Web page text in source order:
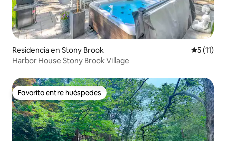
Residencia en Stony Brook
5 (11)
Harbor House Stony Brook Village
Favorito entre huéspedes
Favorito entre huéspedes